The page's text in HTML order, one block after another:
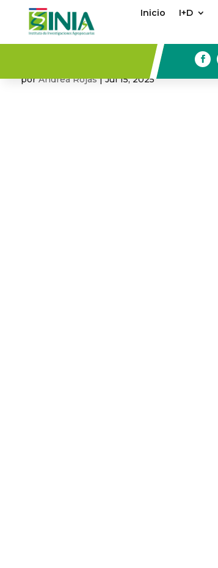
Inicio I+D
Borrador automático
porAndrea Rojas|Jul 15, 2025